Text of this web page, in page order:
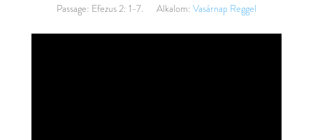
Passage: Efezus 2: 1-7. Alkalom: Vasárnap Reggel